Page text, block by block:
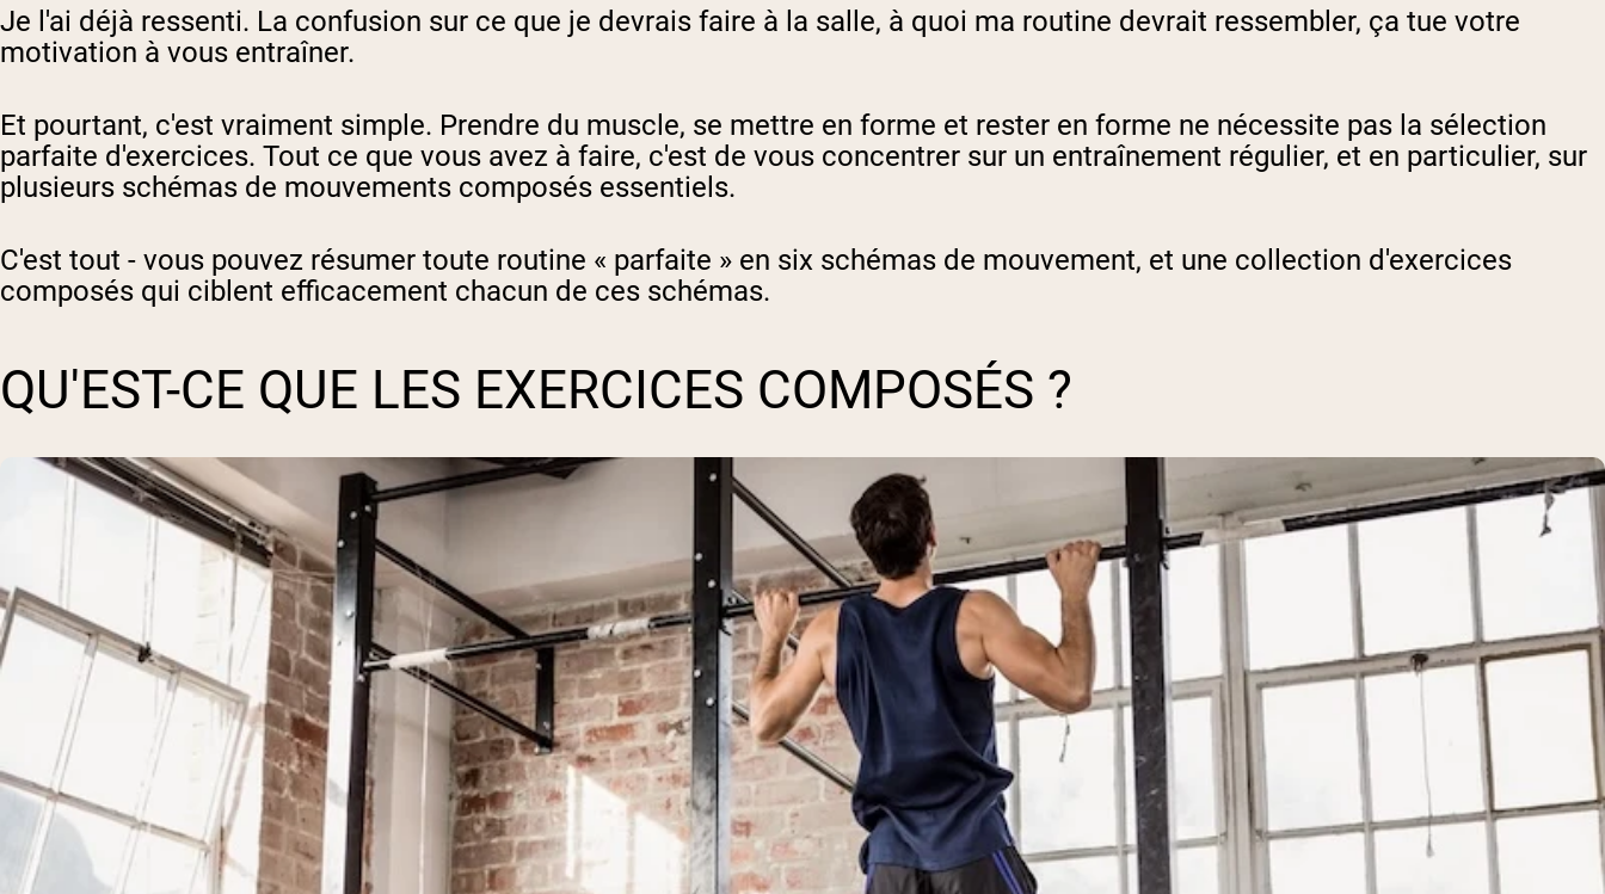
Je l'ai déjà ressenti. La confusion sur ce que je devrais faire à la salle, à quoi ma routine devrait ressembler, ça tue votre
motivation à vous entraîner.
Et pourtant, c'est vraiment simple. Prendre du muscle, se mettre en forme et rester en forme ne nécessite pas la sélection
parfaite d'exercices. Tout ce que vous avez à faire, c'est de vous concentrer sur un entraînement régulier, et en particulier, sur
plusieurs schémas de mouvements composés essentiels.
C'est tout - vous pouvez résumer toute routine « parfaite » en six schémas de mouvement, et une collection d'exercices
composés qui ciblent efficacement chacun de ces schémas.
QU'EST-CE QUE LES EXERCICES COMPOSÉS ?